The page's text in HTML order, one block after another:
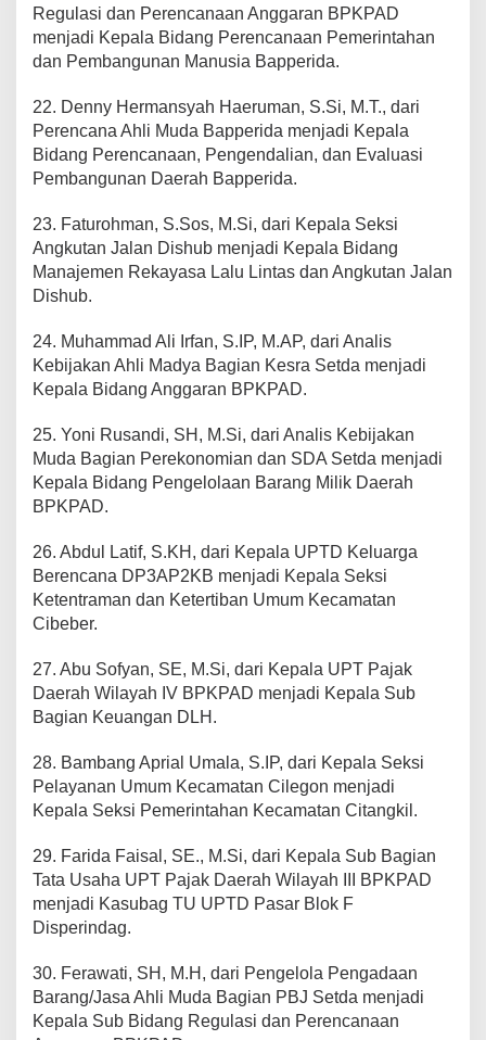
Regulasi dan Perencanaan Anggaran BPKPAD
menjadi Kepala Bidang Perencanaan Pemerintahan
dan Pembangunan Manusia Bapperida.
22. Denny Hermansyah Haeruman, S.Si, M.T., dari
Perencana Ahli Muda Bapperida menjadi Kepala
Bidang Perencanaan, Pengendalian, dan Evaluasi
Pembangunan Daerah Bapperida.
23. Faturohman, S.Sos, M.Si, dari Kepala Seksi
Angkutan Jalan Dishub menjadi Kepala Bidang
Manajemen Rekayasa Lalu Lintas dan Angkutan Jalan
Dishub.
24. Muhammad Ali Irfan, S.IP, M.AP, dari Analis
Kebijakan Ahli Madya Bagian Kesra Setda menjadi
Kepala Bidang Anggaran BPKPAD.
25. Yoni Rusandi, SH, M.Si, dari Analis Kebijakan
Muda Bagian Perekonomian dan SDA Setda menjadi
Kepala Bidang Pengelolaan Barang Milik Daerah
BPKPAD.
26. Abdul Latif, S.KH, dari Kepala UPTD Keluarga
Berencana DP3AP2KB menjadi Kepala Seksi
Ketentraman dan Ketertiban Umum Kecamatan
Cibeber.
27. Abu Sofyan, SE, M.Si, dari Kepala UPT Pajak
Daerah Wilayah IV BPKPAD menjadi Kepala Sub
Bagian Keuangan DLH.
28. Bambang Aprial Umala, S.IP, dari Kepala Seksi
Pelayanan Umum Kecamatan Cilegon menjadi
Kepala Seksi Pemerintahan Kecamatan Citangkil.
29. Farida Faisal, SE., M.Si, dari Kepala Sub Bagian
Tata Usaha UPT Pajak Daerah Wilayah III BPKPAD
menjadi Kasubag TU UPTD Pasar Blok F
Disperindag.
30. Ferawati, SH, M.H, dari Pengelola Pengadaan
Barang/Jasa Ahli Muda Bagian PBJ Setda menjadi
Kepala Sub Bidang Regulasi dan Perencanaan